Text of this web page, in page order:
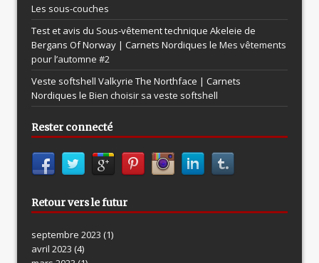
Les sous-couches
Test et avis du Sous-vêtement technique Akeleie de
Bergans Of Norway | Carnets Nordiques le Mes vêtements
pour l’automne #2
Veste softshell Valkyrie The Northface | Carnets
Nordiques le Bien choisir sa veste softshell
Rester connecté
Retour vers le futur
septembre 2023 (1)
avril 2023 (4)